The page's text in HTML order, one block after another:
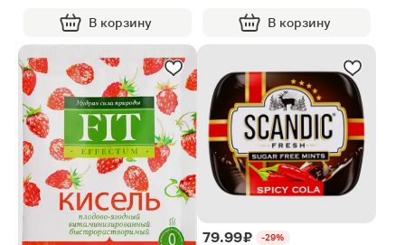
В корзину В корзину
79.99 ₽ -29%